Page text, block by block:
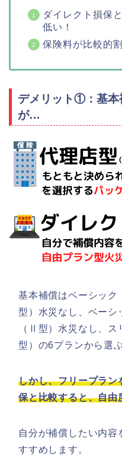
ダイレクト損保
低い！
保険料が比較的割
デメリット①：基本
が…
基本補償はベーシッ
型）水災なし、ベー
（Ⅱ型）水災なし、
型）の6プランから選
しかし、フリープラン
保と比較すると、自由
自分が補償したい内容
すすめします。